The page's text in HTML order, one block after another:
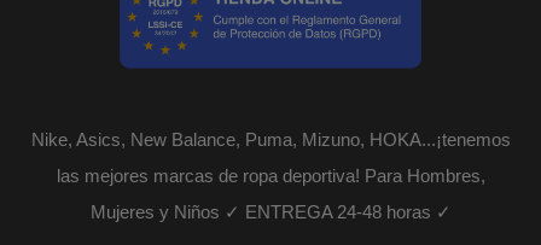
Nike, Asics, New Balance, Puma, Mizuno, HOKA...¡tenemos
las mejores marcas de ropa deportiva! Para Hombres,
Mujeres y Niños ✓ ENTREGA 24-48 horas ✓